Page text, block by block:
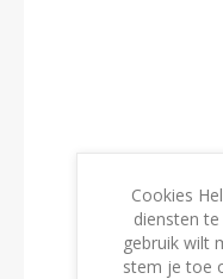
Cookies
diensten
gebruik wilt
stem je toe